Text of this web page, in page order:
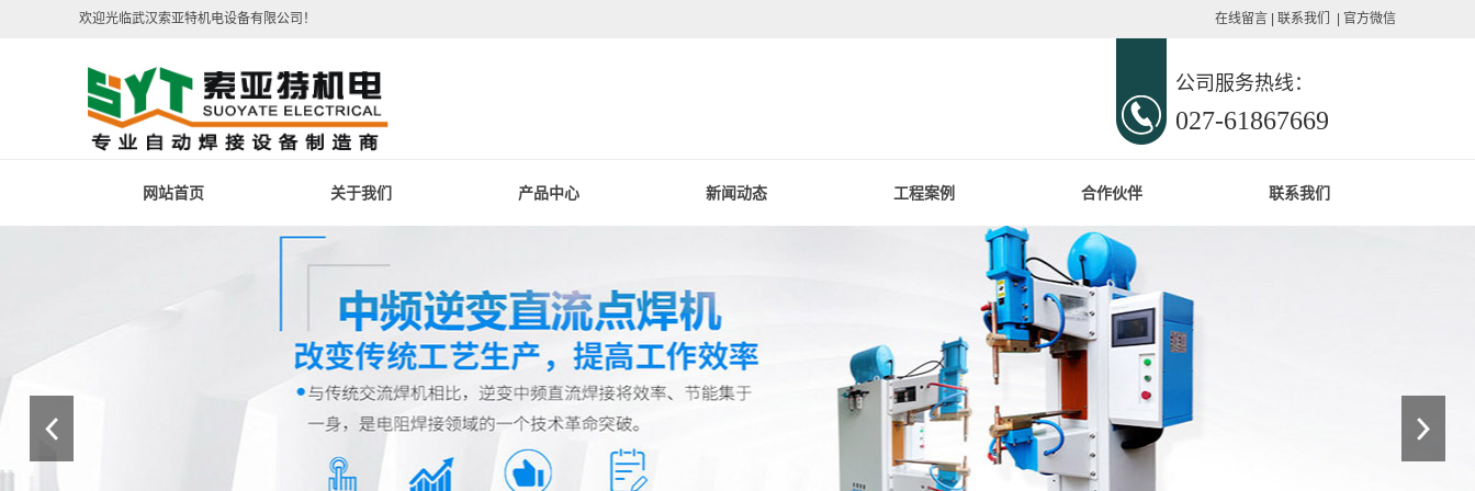
欢迎光临武汉索亚特机电设备有限公司！ 在线留言 联系我们 官方微信
公司服务热线：
027-61867669
网站首页 关于我们 产品中心 新闻动态 工程案例 合作伙伴 联系我们